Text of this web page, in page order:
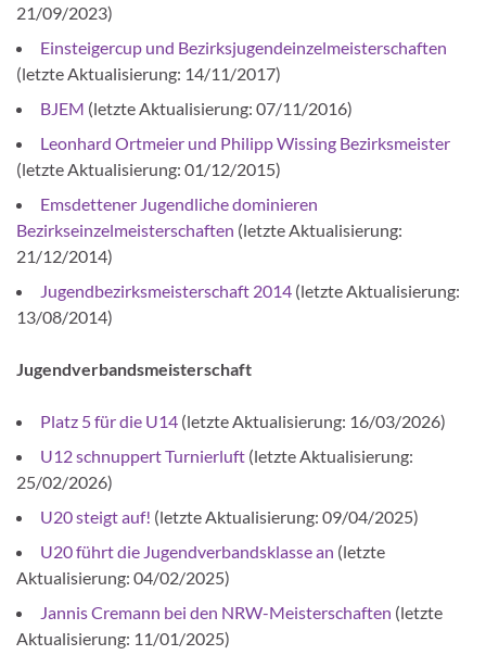
21/09/2023)
Einsteigercup und Bezirksjugendeinzelmeisterschaften
(letzte Aktualisierung: 14/11/2017)
BJEM (letzte Aktualisierung: 07/11/2016)
Leonhard Ortmeier und Philipp Wissing Bezirksmeister
(letzte Aktualisierung: 01/12/2015)
Emsdettener Jugendliche dominieren
Bezirkseinzelmeisterschaften (letzte Aktualisierung:
21/12/2014)
Jugendbezirksmeisterschaft 2014 (letzte Aktualisierung:
13/08/2014)
Jugendverbandsmeisterschaft
Platz 5 für die U14 (letzte Aktualisierung: 16/03/2026)
U12 schnuppert Turnierluft (letzte Aktualisierung:
25/02/2026)
U20 steigt auf! (letzte Aktualisierung: 09/04/2025)
U20 führt die Jugendverbandsklasse an (letzte
Aktualisierung: 04/02/2025)
Jannis Cremann bei den NRW-Meisterschaften (letzte
Aktualisierung: 11/01/2025)